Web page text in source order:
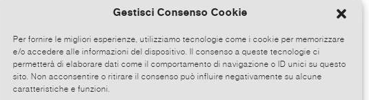
Gestisci Consenso Cookie
Per fornire le migliori esperienze, utilizziamo tecnologie come i cookie per memorizzare
e/o accedere alle informazioni del dispositivo. Il consenso a queste tecnologie ci
permetterà di elaborare dati come il comportamento di navigazione o ID unici su questo
sito. Non acconsentire o ritirare il consenso può influire negativamente su alcune
caratteristiche e funzioni.